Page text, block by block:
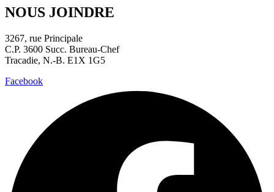
NOUS JOINDRE
3267, rue Principale
C.P. 3600 Succ. Bureau-Chef
Tracadie, N.-B. E1X 1G5
Facebook